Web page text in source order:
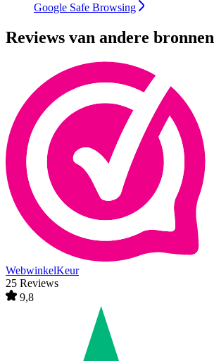
Google Safe Browsing
Reviews van andere bronnen
WebwinkelKeur
25 Reviews
9,8